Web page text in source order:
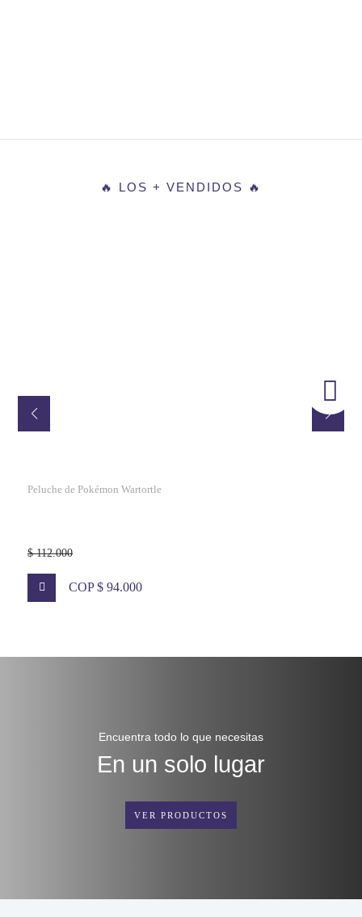
🔥 LOS + VENDIDOS 🔥
Almohada de felpa de Pusheen
COP $ 85.000
Encuentra todo lo que necesitas
En un solo lugar
VER PRODUCTOS